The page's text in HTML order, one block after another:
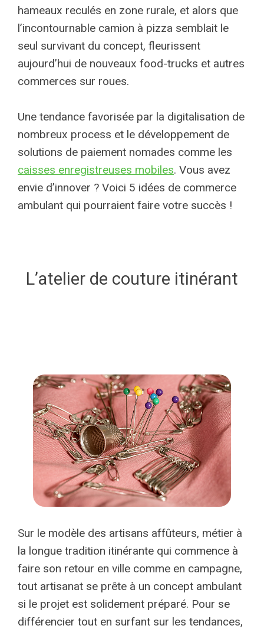
hameaux reculés en zone rurale, et alors que
l’incontournable camion à pizza semblait le
seul survivant du concept, fleurissent
aujourd’hui de nouveaux food-trucks et autres
commerces sur roues.
Une tendance favorisée par la digitalisation de
nombreux process et le développement de
solutions de paiement nomades comme les
caisses enregistreuses mobiles. Vous avez
envie d’innover ? Voici 5 idées de commerce
ambulant qui pourraient faire votre succès !
L’atelier de couture itinérant
Sur le modèle des artisans affûteurs, métier à
la longue tradition itinérante qui commence à
faire son retour en ville comme en campagne,
tout artisanat se prête à un concept ambulant
si le projet est solidement préparé. Pour se
différencier tout en surfant sur les tendances,